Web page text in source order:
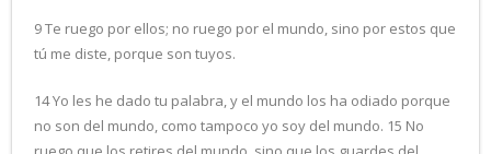
9 Te ruego por ellos; no ruego por el mundo, sino por estos que
tú me diste, porque son tuyos.
14 Yo les he dado tu palabra, y el mundo los ha odiado porque
no son del mundo, como tampoco yo soy del mundo. 15 No